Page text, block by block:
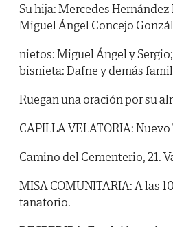
Su hija: Mercedes
Miguel Ángel Concejo
nietos: Miguel Ángel y
bisnieta: Dafne y demás
Ruegan una oración por su
CAPILLA VELATORIA:
Camino del Cementerio, 21.
MISA COMUNITARIA: A las
tanatorio.